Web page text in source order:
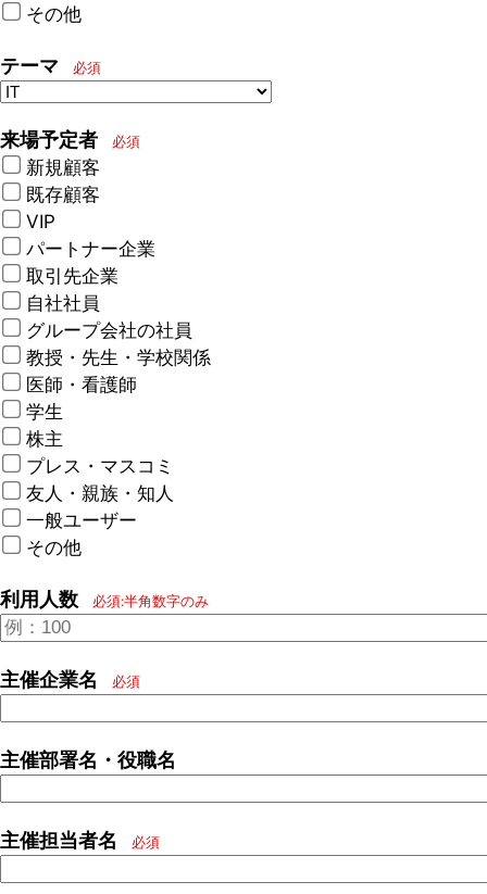
その他
テーマ 必須
来場予定者 必須
新規顧客
既存顧客
VIP
パートナー企業
取引先企業
自社社員
グループ会社の社員
教授・先生・学校関係
医師・看護師
学生
株主
プレス・マスコミ
友人・親族・知人
一般ユーザー
その他
利用人数 必須:半角数字のみ
主催企業名 必須
主催部署名・役職名
主催担当者名 必須